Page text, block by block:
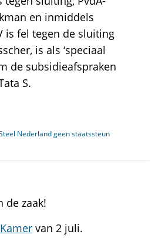
en inmiddels
is fel tegen de sluiting
is als ‘speciaal
de subsidieafspraken
S.
Nederland geen staatssteun
de zaak!
van 2 juli.